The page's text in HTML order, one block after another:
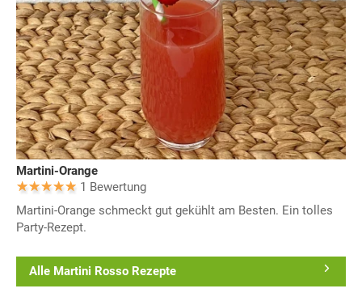
Martini-Orange
1 Bewertung
Martini-Orange schmeckt gut gekühlt am Besten. Ein tolles
Party-Rezept.
Alle Martini Rosso Rezepte